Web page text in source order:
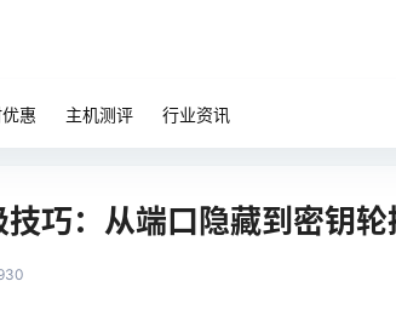
惠 主机测评 行业资讯
巧：从端口隐藏到密钥轮